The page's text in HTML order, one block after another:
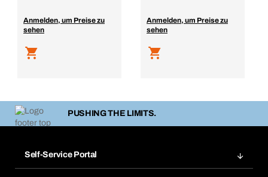
Anmelden, um Preise zu
sehen
Anmelden, um Preise zu
sehen
PUSHING THE LIMITS.
Self-Service Portal